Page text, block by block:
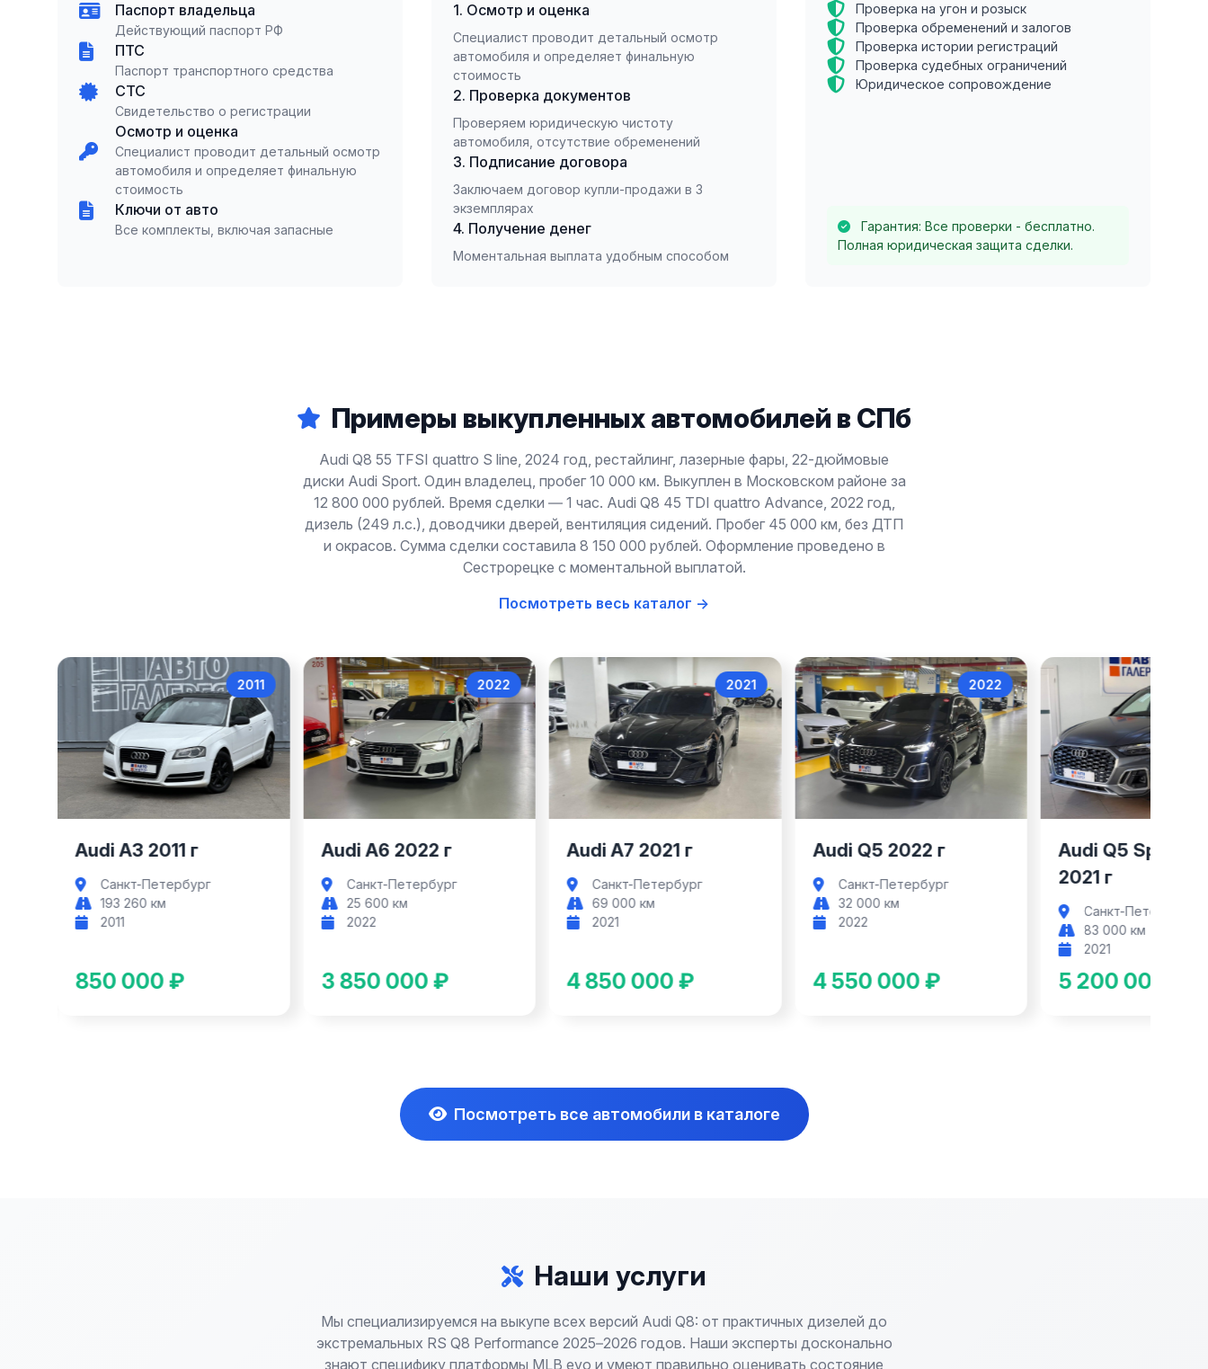
Паспорт владельца
Действующий паспорт РФ
ПТС
Паспорт транспортного средства
СТС
Свидетельство о регистрации
Осмотр и оценка
Специалист проводит детальный осмотр
автомобиля и определяет финальную
стоимость
Ключи от авто
Все комплекты, включая запасные
1. Осмотр и оценка
Специалист проводит детальный осмотр
автомобиля и определяет финальную
стоимость
2. Проверка документов
Проверяем юридическую чистоту
автомобиля, отсутствие обременений
3. Подписание договора
Заключаем договор купли-продажи в 3
экземплярах
4. Получение денег
Моментальная выплата удобным способом
Проверка на угон и розыск
Проверка обременений и залогов
Проверка истории регистраций
Проверка судебных ограничений
Юридическое сопровождение
Гарантия: Все проверки - бесплатно.
Полная юридическая защита сделки.
Примеры выкупленных автомобилей в СПб
Audi Q8 55 TFSI quattro S line, 2024 год, рестайлинг, лазерные фары, 22-дюймовые
диски Audi Sport. Один владелец, пробег 10 000 км. Выкуплен в Московском районе за
12 800 000 рублей. Время сделки — 1 час. Audi Q8 45 TDI quattro Advance, 2022 год,
дизель (249 л.с.), доводчики дверей, вентиляция сидений. Пробег 45 000 км, без ДТП
и окрасов. Сумма сделки составила 8 150 000 рублей. Оформление проведено в
Сестрорецке с моментальной выплатой.
Посмотреть весь каталог →
Audi A3
2011
Audi A3 2011 г
Санкт-Петербург
193 260 км
2011
850 000 ₽
Audi A6
2022
Audi A6 2022 г
Санкт-Петербург
25 600 км
2022
3 850 000 ₽
Audi A7
2021
Audi A7 2021 г
Санкт-Петербург
69 000 км
2021
4 850 000 ₽
Audi Q5
2022
Audi Q5 2022 г
Санкт-Петербург
32 000 км
2022
4 550 000 ₽
Audi Q5
2021 г
Санкт-Петербург
83 000 км
2021
5 200 000 ₽
Посмотреть все автомобили в каталоге
Наши услуги
Мы специализируемся на выкупе всех версий Audi Q8: от практичных дизелей до
экстремальных RS Q8 Performance 2025–2026 годов. Наши эксперты досконально
знают специфику платформы MLB evo и умеют правильно оценивать состояние